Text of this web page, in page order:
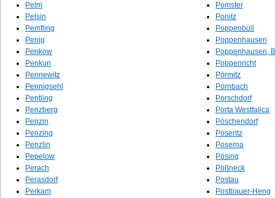
Pelm
Pelsin
Pemfling
Penig
Penkow
Penkun
Pennewitz
Pennigsehl
Pentling
Penzberg
Penzin
Penzing
Penzlin
Pepelow
Perach
Perasdorf
Perkam
Pomster
Ponitz
Poppenbüll
Poppenhausen
Poppenhausen,
Poppenricht
Pörmitz
Pörnbach
Porschdorf
Porta Westfalica
Pöschendorf
Poseritz
Poserna
Pösing
Pößneck
Postau
Postbauer-Heng